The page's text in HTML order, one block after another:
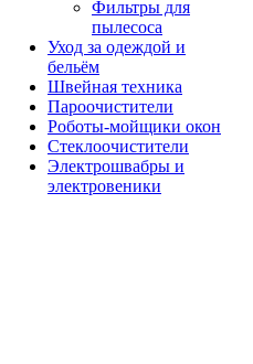
Фильтры для
пылесоса
Уход за одеждой и
бельём
Швейная техника
Пароочистители
Роботы-мойщики окон
Стеклоочистители
Электрошвабры и
электровеники